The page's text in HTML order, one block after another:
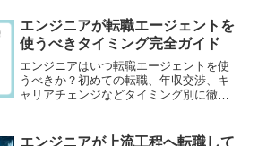
面接で刺さる言語化と回答例、年収交渉
の根拠まで具体的にまとめます。
エンジニアが転職エージェントを
使うべきタイミング完全ガイド
エンジニアはいつ転職エージェントを使
うべきか？初めての転職、年収交渉、キ
ャリアチェンジなどタイミング別に徹底
エンジニアが上流工程へ転職して